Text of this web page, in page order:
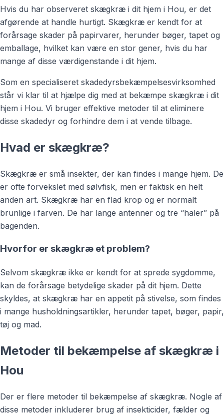
Hvis du har observeret skægkræ i dit hjem i Hou, er det
afgørende at handle hurtigt. Skægkræ er kendt for at
forårsage skader på papirvarer, herunder bøger, tapet og
emballage, hvilket kan være en stor gener, hvis du har
mange af disse værdigenstande i dit hjem.
Som en specialiseret skadedyrsbekæmpelsesvirksomhed
står vi klar til at hjælpe dig med at bekæmpe skægkræ i dit
hjem i Hou. Vi bruger effektive metoder til at eliminere
disse skadedyr og forhindre dem i at vende tilbage.
Hvad er skægkræ?
Skægkræ er små insekter, der kan findes i mange hjem. De
er ofte forvekslet med sølvfisk, men er faktisk en helt
anden art. Skægkræ har en flad krop og er normalt
brunlige i farven. De har lange antenner og tre “haler” på
bagenden.
Hvorfor er skægkræ et problem?
Selvom skægkræ ikke er kendt for at sprede sygdomme,
kan de forårsage betydelige skader på dit hjem. Dette
skyldes, at skægkræ har en appetit på stivelse, som findes
i mange husholdningsartikler, herunder tapet, bøger, papir,
tøj og mad.
Metoder til bekæmpelse af skægkræ i
Hou
Der er flere metoder til bekæmpelse af skægkræ. Nogle af
disse metoder inkluderer brug af insekticider, fælder og